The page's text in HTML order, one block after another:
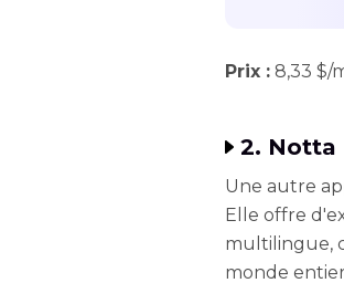
Prix : 8,33 $/
2. Notta
Une autre
Elle offre
multilingue,
monde